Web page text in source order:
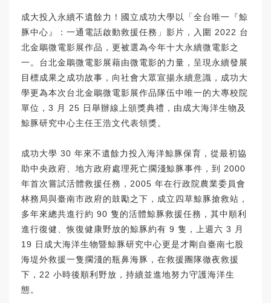
成大投入永續不遺餘力！國立成功大學以「全台唯一『鯨
豚中心』：一通電話啟動救援任務」影片，入圍 2022 台
北金鵰微電影展作品，更被選為今年十大永續微電影之
一。台北金鵰微電影展藉由微電影的力量，呈現永續發展
目標成果之成功故事，向社會大眾宣揚永續意識，成功大
學更為本次台北金鵰微電影展作品隊伍中唯一的大專校院
單位，3 月 25 日舉辦線上頒獎典禮，由成大海洋生物及
鯨豚研究中心主任王浩文代表領獎。
成功大學 30 年來不遺餘力投入海洋鯨豚保育，從最初協
助中央政府、地方政府處理死亡擱淺鯨豚事件，到 2000
年首次嘗試活體救援任務，2005 年在行政院農業委員會
林務局與臺南市政府的鼓勵之下，成立四草鯨豚搶救站，
多年來總共進行約 90 隻的活體鯨豚救援任務，其中順利
進行復健、恢復健康野放的鯨豚約有 9 隻，上週六 3 月
19 日成大海洋生物暨鯨豚研究中心更是才剛自臺南七股
海堤外救援一隻擱淺的瓶鼻海豚，在救援團隊徹夜救援
下，22 小時後順利野放，持續並進地努力守護海洋生
態。